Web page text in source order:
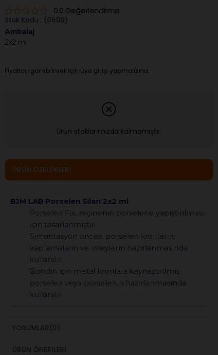
0.0 Değerlendirme
Stok Kodu (0699)
Ambalaj
2x2 ml
Fiyatları görebilmek için üye girişi yapmalısınız.
Ürün stoklarımızda kalmamıştır.
ÜRÜN ÖZELLIKLERI
BJM LAB Porselen Silan 2x2 ml
Porselen Fix, reçinenin porselene yapıştırılması
için tasarlanmıştır.
Simantasyon öncesi porselen kronların,
kaplamaların ve inleylerin hazırlanmasında
kullanılır.
Bondin için metal kronlara kaynaştırılmış
porselen veya porselenin hazırlanmasında
kullanılır
YORUMLAR (0)
ÜRÜN ÖNERILERI